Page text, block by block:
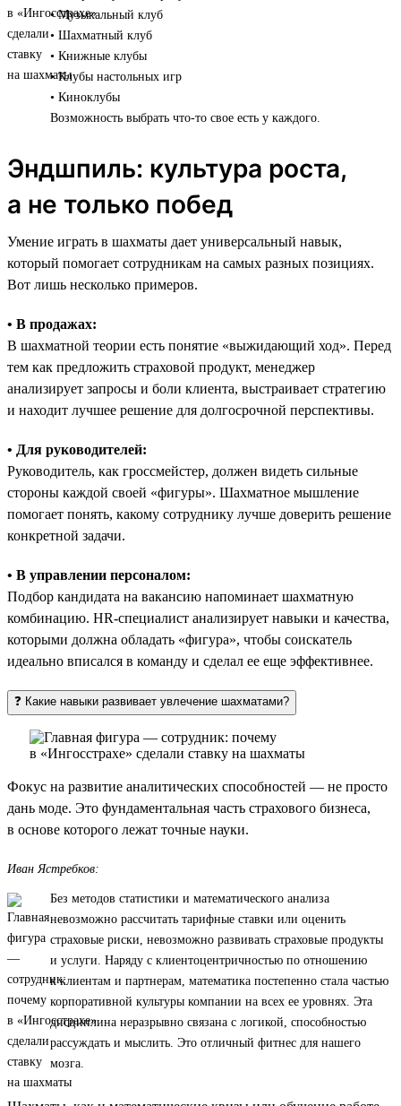
• Музыкальный клуб
• Шахматный клуб
• Книжные клубы
• Клубы настольных игр
• Киноклубы
Возможность выбрать что-то свое есть у каждого.
Эндшпиль: культура роста,
а не только побед
Умение играть в шахматы дает универсальный навык,
который помогает сотрудникам на самых разных позициях.
Вот лишь несколько примеров.
• В продажах:
В шахматной теории есть понятие «выжидающий ход». Перед
тем как предложить страховой продукт, менеджер
анализирует запросы и боли клиента, выстраивает стратегию
и находит лучшее решение для долгосрочной перспективы.
• Для руководителей:
Руководитель, как гроссмейстер, должен видеть сильные
стороны каждой своей «фигуры». Шахматное мышление
помогает понять, какому сотруднику лучше доверить решение
конкретной задачи.
• В управлении персоналом:
Подбор кандидата на вакансию напоминает шахматную
комбинацию. HR-специалист анализирует навыки и качества,
которыми должна обладать «фигура», чтобы соискатель
идеально вписался в команду и сделал ее еще эффективнее.
❓ Какие навыки развивает увлечение шахматами?
Фокус на развитие аналитических способностей — не просто
дань моде. Это фундаментальная часть страхового бизнеса,
в основе которого лежат точные науки.
Иван Ястребков:
Без методов статистики и математического анализа
невозможно рассчитать тарифные ставки или оценить
страховые риски, невозможно развивать страховые продукты
и услуги. Наряду с клиентоцентричностью по отношению
к клиентам и партнерам, математика постепенно стала частью
корпоративной культуры компании на всех ее уровнях. Эта
дисциплина неразрывно связана с логикой, способностью
рассуждать и мыслить. Это отличный фитнес для нашего
мозга.